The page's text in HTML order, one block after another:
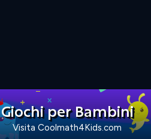
Giochi per Bambini
Visita Coolmath4Kids.com